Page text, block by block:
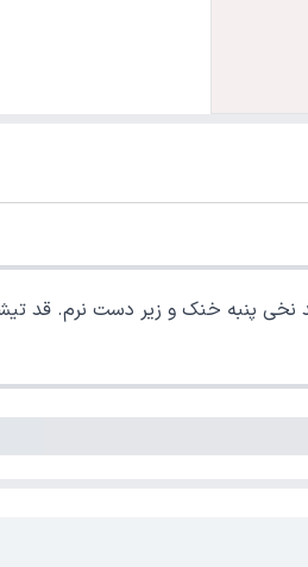
پنبه خنک و زیر دست نرم. قد